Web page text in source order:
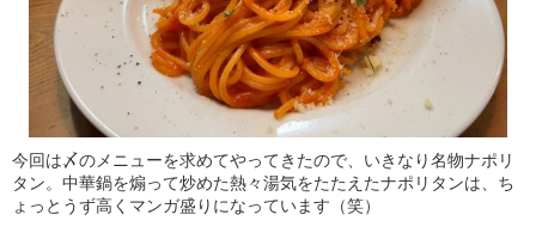
今回は〆のメニューを求めてやってきたので、いきなり名物ナポリ
タン。中華鍋を煽って炒めた熱々湯気をたたえたナポリタンは、ち
ょっとうず高くマンガ盛りになっています（笑）